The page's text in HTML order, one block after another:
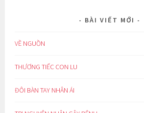
BÀI VIẾT MỚI
VỀ NGUỒN
THƯƠNG TIẾC CON LU
ĐÔI BÀN TAY NHÂN ÁI